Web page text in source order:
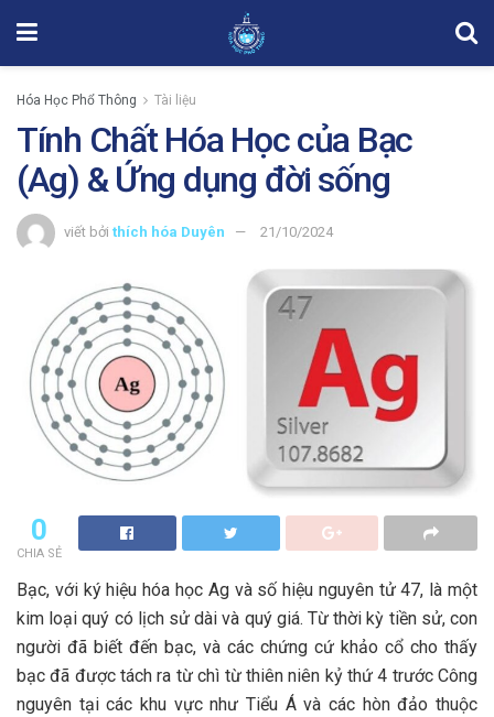
Hóa Học Phổ Thông Tài liệu
Tính Chất Hóa Học của Bạc
(Ag) & Ứng dụng đời sống
viết bởi thích hóa Duyên 21/10/2024
0
CHIA SẺ
Bạc, với ký hiệu hóa học Ag và số hiệu nguyên tử 47, là một
kim loại quý có lịch sử dài và quý giá. Từ thời kỳ tiền sử, con
người đã biết đến bạc, và các chứng cứ khảo cổ cho thấy
bạc đã được tách ra từ chì từ thiên niên kỷ thứ 4 trước Công
nguyên tại các khu vực như Tiểu Á và các hòn đảo thuộc